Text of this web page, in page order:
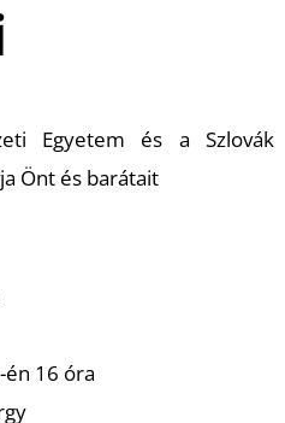
Egyetem és a Szlovák
Önt és barátait
16 óra